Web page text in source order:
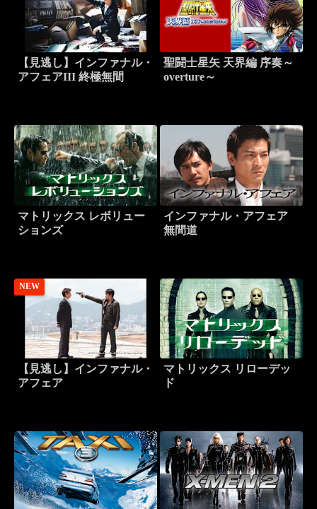
【見逃し】インファナル・
アフェアIII 終極無間
聖闘士星矢 天界編 序奏～
overture～
マトリックス レボリュー
ションズ
インファナル・アフェア
無間道
NEW
【見逃し】インファナル・
アフェア
マトリックス リローデッ
ド